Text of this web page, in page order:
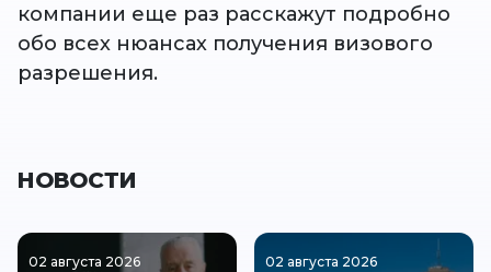
компании еще раз расскажут подробно
обо всех нюансах получения визового
разрешения.
НОВОСТИ
02 августа 2026 02 августа 2026